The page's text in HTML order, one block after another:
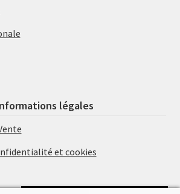
légales
et cookies